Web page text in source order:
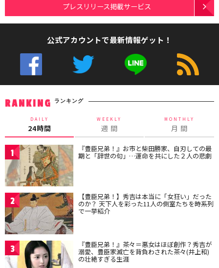
プレスリリース掲載サービス
公式アカウントで最新情報ゲット！
RANKING ランキング
DAILY
24時間
WEEKLY
週 間
MONTHLY
月 間
1 『豊臣兄弟！』お市と柴田勝家、自刃しての最
期と「辞世の句」…運命を共にした２人の悲劇
2 【豊臣兄弟！】秀吉は本当に「女狂い」だった
のか？ 天下人を彩った11人の側室たちを時系列
で一挙紹介
3 『豊臣兄弟！』茶々＝悪女はほぼ創作？秀吉が
溺愛、豊臣家滅亡を背負わされた茶々(井上和)
の壮絶すぎる生涯